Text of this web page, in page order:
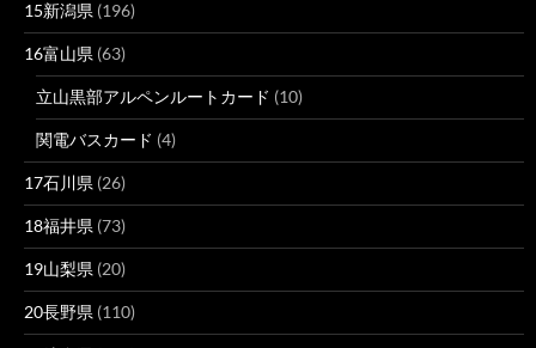
15新潟県 (196)
16富山県 (63)
立山黒部アルペンルートカード (10)
関電バスカード (4)
17石川県 (26)
18福井県 (73)
19山梨県 (20)
20長野県 (110)